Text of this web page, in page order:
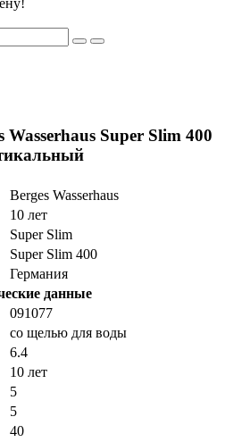
Super Slim 400
Berges Wasserhaus
10 лет
Super Slim
Super Slim 400
Германия
данные
091077
со щелью для воды
6.4
10 лет
5
5
40